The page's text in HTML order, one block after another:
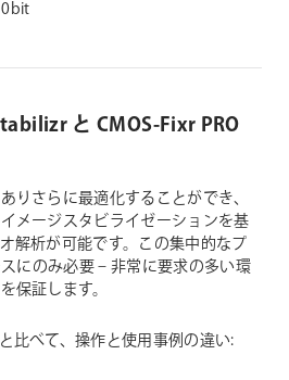
と CMOS-Fixr PRO
りさらに最適化することができ、
メージスタビライゼーションを基
解析が可能です。この集中的なプ
にのみ必要 – 非常に要求の多い環
保証します。
比べて、操作と使用事例の違い: